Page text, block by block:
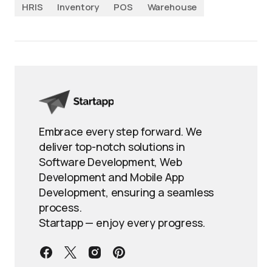
HRIS
Inventory POS Warehouse
Embrace every step forward. We
deliver top-notch solutions in
Software Development, Web
Development and Mobile App
Development, ensuring a seamless
process.
Startapp — enjoy every progress.